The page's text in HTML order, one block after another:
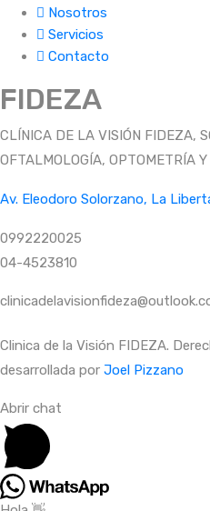
Nosotros
Servicios
Contacto
FIDEZA
CLÍNICA DE LA VISIÓN FIDEZA,
OFTALMOLOGÍA, OPTOMETRÍA
Av. Eleodoro Solorzano, La
0992220025
04-4523810
Clinica de la Visión FIDEZA.
desarrollada por Joel Pizzano
Abrir chat